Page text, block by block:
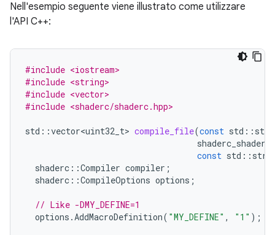
Nell'esempio seguente viene illustrato come utilizzare
l'API C++:
#include <iostream>
#include <string>
#include <vector>
#include <shaderc/shaderc.hpp>
std ::vector<uint32_t> compile_file(const std ::
const std ::
shaderc ::Compiler compiler ;
shaderc ::CompileOptions options ;
// Like -DMY_DEFINE=1
options .AddMacroDefinition( "MY_DEFINE" , "1" );